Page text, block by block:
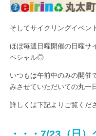
そしてサイクリングイベン
ほぼ毎週日曜開催の日曜サ
ペシャル◎
いつもは午前中のみの開催
みさせていただいての丸一
詳しくは下記よりご覧くだ